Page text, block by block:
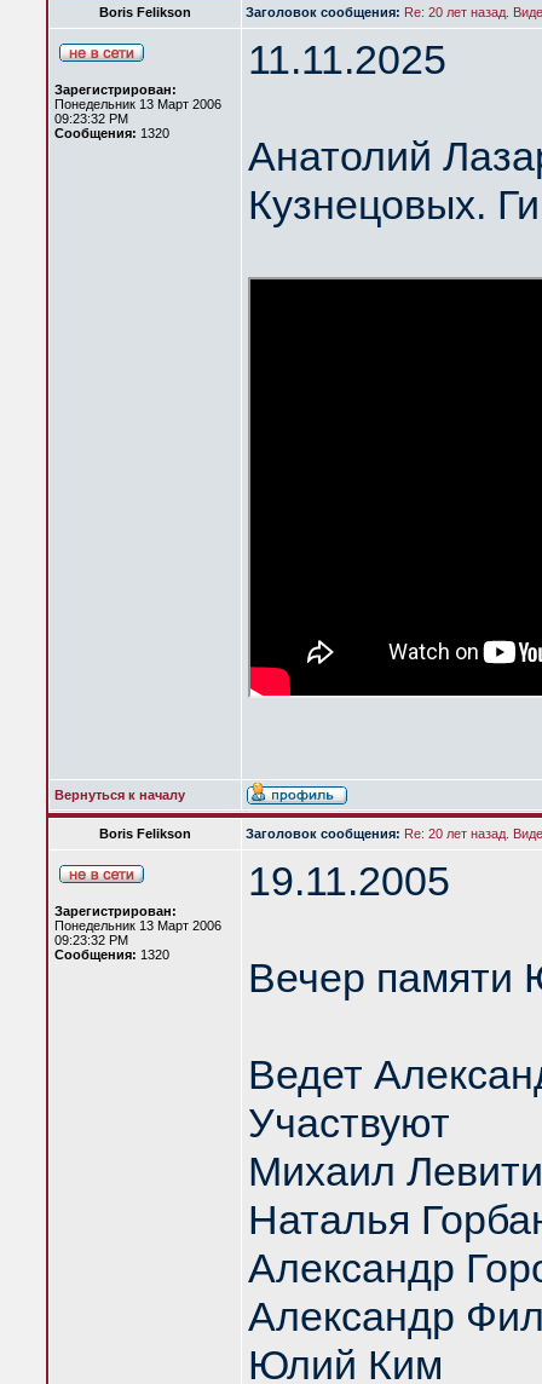
Boris Felikson Заголовок сообщения: Re: 20 лет назад.
Зарегистрирован:
Понедельник 13 Март 2006
09:23:32 PM
Сообщения: 1320
11.11.2025
Анатолий
Кузнецовых.
Вернуться к началу
Boris Felikson Заголовок сообщения: Re: 20 лет назад.
Зарегистрирован:
Понедельник 13 Март 2006
09:23:32 PM
Сообщения: 1320
19.11.2005
Вечер памяти
Ведет
Участвуют
Михаил
Наталья
Александр
Александр
Юлий Ким